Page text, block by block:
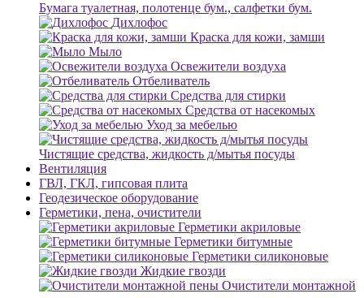
Бумага туалетная, полотенце бум., салфетки бум.
Дихлофос
Краска для кожи, замши
Мыло
Освежители воздуха
Отбеливатель
Средства для стирки
Средства от насекомых
Уход за мебелью
Чистящие средства, жидкость д/мытья посуды
Вентиляция
ГВЛ, ГКЛ, гипсовая плита
Геодезическое оборудование
Герметики, пена, очистители
Герметики акриловые
Герметики битумные
Герметики силиконовые
Жидкие гвозди
Очистители монтажной